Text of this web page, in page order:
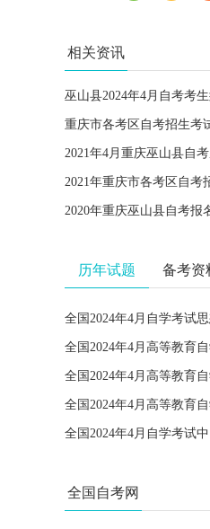
相关资讯
巫山县2024年4月自考考
重庆市各考区自考招生考
2021年4月重庆巫山县自
2021年重庆市各考区自考
2020年重庆巫山县自考报
历年试题 备考资
全国2024年4月自学考试
全国2024年4月高等教育
全国2024年4月高等教育
全国2024年4月自学考试
全国自考网